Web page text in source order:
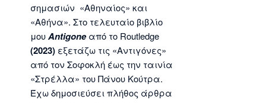
σημασιών «Αθηναίος» και
«Αθήνα». Στο τελευταίο βιβλίο
μουAntigoneαπό το Routledge
(2023)εξετάζω τις «Αντιγόνες»
από τον Σοφοκλή έως την ταινία
«Στρέλλα» του Πάνου Κούτρα.
Έχω δημοσιεύσει πλήθος άρθρα